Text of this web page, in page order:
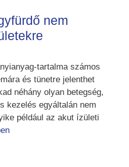
nem
tartalma számos
és tünetre jelenthet
néhány olyan betegség,
kezelés egyáltalán nem
például az akut ízületi